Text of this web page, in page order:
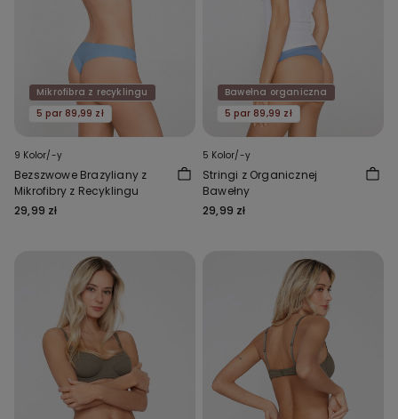
Mikrofibra z recyklingu
5 par 89,99 zł
9 Kolor/-y
Bezszwowe Brazyliany z
Mikrofibry z Recyklingu
29,99 zł
Bawełna organiczna
5 par 89,99 zł
5 Kolor/-y
Stringi z Organicznej
Bawełny
29,99 zł